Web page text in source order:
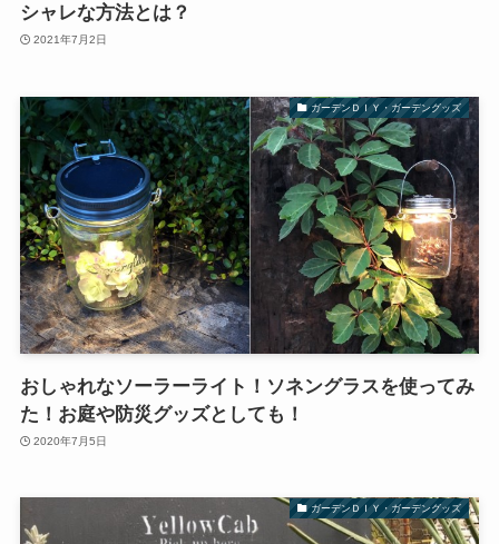
シャレな方法とは？
2021年7月2日
ガーデンＤＩＹ・ガーデングッズ
おしゃれなソーラーライト！ソネングラスを使ってみ
た！お庭や防災グッズとしても！
2020年7月5日
ガーデンＤＩＹ・ガーデングッズ